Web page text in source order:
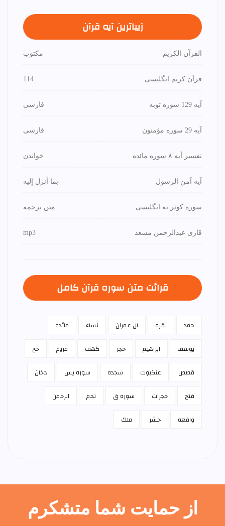
زیباترین آیه قرآن
القرآن الكريم مكتوب
قرآن کریم انگلیسی 114
آیه 129 سوره توبه فارسی
آیه 29 سوره مؤمنون فارسی
تفسیر آیه ۸ سوره مائده خواندن
آیه آمن الرسول بما أنزل إليه
سوره کوثر به انگلیسی متن ترجمه
قاری عبدالرحمن مسعد mp3
قرائت متن سوره قرآن كامل
حمد بقره آل عمران نساء مائده
يوسف ابراهيم حجر كهف مريم حج
قصص عنكبوت سجده سوره يس دخان
فتح حجرات سوره ق نجم الرحمن
واقعه حشر ملك
از حمایت شما متشکرم